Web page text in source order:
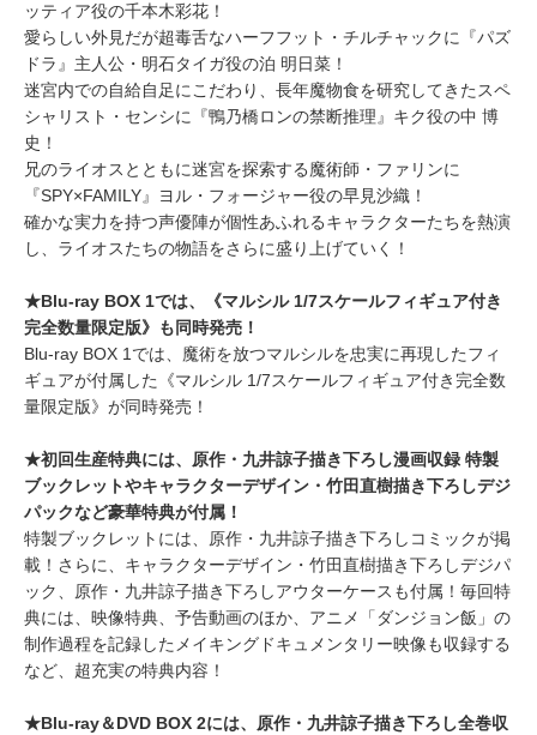
ッティア役の千本木彩花！
​愛らしい外見だが超毒舌なハーフフット・チルチャックに『パズ
ドラ』主人公・明石タイガ役の泊 明日菜！
​迷宮内での自給自足にこだわり、長年魔物食を研究してきたスペ
シャリスト・センシに『鴨乃橋ロンの禁断推理』キク役の中 博
史！
​兄のライオスとともに迷宮を探索する魔術師・ファリンに
『SPY×FAMILY』ヨル・フォージャー役の早見沙織！
​確かな実力を持つ声優陣が個性あふれるキャラクターたちを熱演
し、ライオスたちの物語をさらに盛り上げていく！
★Blu-ray BOX 1では、《マルシル 1/7スケールフィギュア付き
完全数量限定版》も同時発売！
​Blu-ray BOX 1では、魔術を放つマルシルを忠実に再現したフィ
ギュアが付属した《マルシル 1/7スケールフィギュア付き完全数
量限定版》が同時発売！
★初回生産特典には、原作・九井諒子描き下ろし漫画収録 特製
ブックレットやキャラクターデザイン・竹田直樹描き下ろしデジ
パックなど豪華特典が付属！
​特製ブックレットには、原作・九井諒子描き下ろしコミックが掲
載！さらに、キャラクターデザイン・竹田直樹描き下ろしデジパ
ック、原作・九井諒子描き下ろしアウターケースも付属！毎回特
典には、映像特典、予告動画のほか、アニメ「ダンジョン飯」の
制作過程を記録したメイキングドキュメンタリー映像も収録する
など、超充実の特典内容！
★Blu-ray＆DVD BOX 2には、原作・九井諒子描き下ろし全巻収